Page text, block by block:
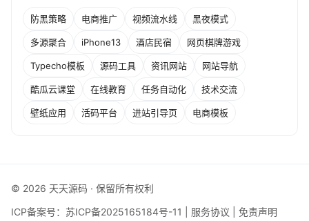
防黑策略 电商推广 视频流水线 黑夜模式
多源聚合 iPhone13 酒店民宿 网页棋牌游戏
Typecho模板 源码工具 资讯网站 网站导航
酷瓜云课堂 在线教育 任务自动化 技术交流
壁纸应用 活码平台 进站引导页 电商模板
© 2026 天天源码 · 保留所有权利
ICP备案号： 苏ICP备2025165184号-11 服务协议 免责声明